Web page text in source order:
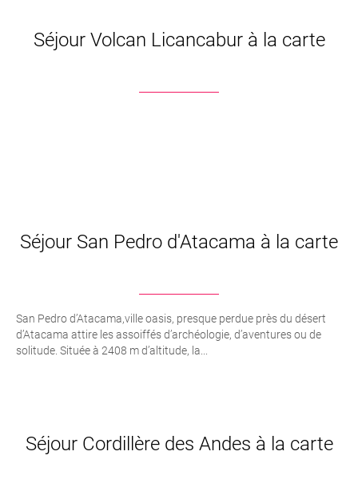
Séjour Volcan Licancabur à la carte
Séjour San Pedro d'Atacama à la carte
San Pedro d’Atacama,ville oasis, presque perdue près du désert
d’Atacama attire les assoiffés d’archéologie, d’aventures ou de
solitude. Située à 2408 m d’altitude, la...
Séjour Cordillère des Andes à la carte